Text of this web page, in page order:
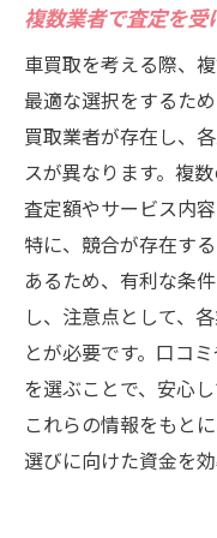
複数業者で査定を
車買取を考える際、
最適な選択をするた
買取業者が存在し、
スが異なります。複
査定額やサービス内
特に、競合が存在す
あるため、有利な条
し、注意点として、
とが必要です。口コ
を選ぶことで、安心
これらの情報をもと
選びに向けた資金を